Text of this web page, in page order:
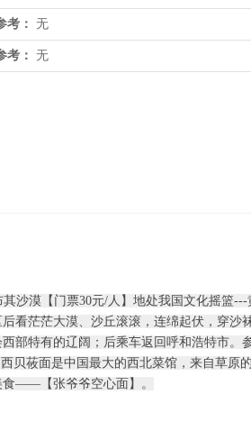
考： 无
考： 无
沙漠【门票30元/人】地处我国文化摇篮---
茫茫大漠、沙丘滚滚，连绵起伏，穿沙
部特有的辽阔；后乘车返回呼和浩特市
贝莜面是中国最大的西北菜馆，来自草原
食——【张爷爷空心面】。